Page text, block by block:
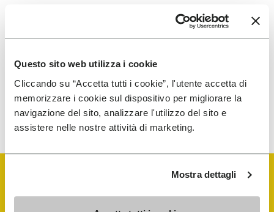
Questo sito web utilizza i cookie
Cliccando su “Accetta tutti i cookie”, l'utente accetta di
memorizzare i cookie sul dispositivo per migliorare la
navigazione del sito, analizzare l'utilizzo del sito e
assistere nelle nostre attività di marketing.
Mostra dettagli
以个性化我的体验。
如需了解我们如何处理您的数据，请访问我们的《隐私声明》。您可
以随时取消订阅。